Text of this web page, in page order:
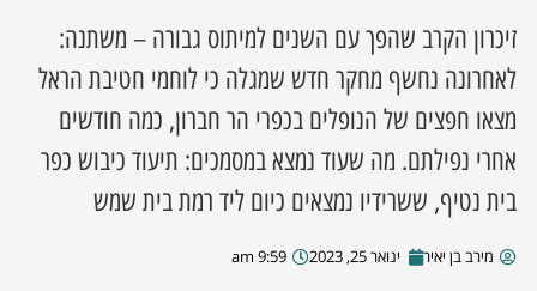
זיכרון הקרב שהפך עם השנים למיתוס גבורה – משתנה:
לאחרונה נחשף מחקר חדש שמגלה כי לוחמי חטיבת הראל
מצאו חפצים של הנופלים בכפרי הר חברון, כמה חודשים
אחרי נפילתם. מה שעוד נמצא במסמכים: תיעוד כיבוש כפר
בית נטיף, ששרידיו נמצאים כיום ליד רמת בית שמש
מירב בן יאיר ינואר 25, 2023 9:59 am